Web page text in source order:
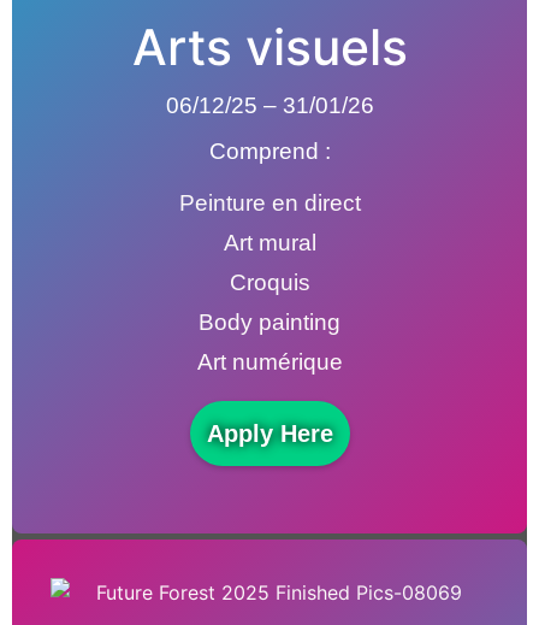
Arts visuels
06/12/25 – 31/01/26
Comprend :
Peinture en direct
Art mural
Croquis
Body painting
Art numérique
Apply Here